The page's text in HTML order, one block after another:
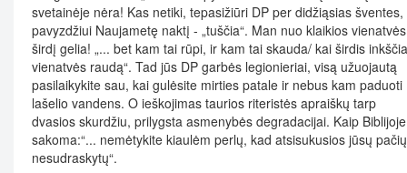
svetainėje nėra! Kas netiki, tepasižiūri DP per didžiąsias šventes,
pavyzdžiui Naujametę naktį - „tuščia“. Man nuo klaikios vienatvės
širdį gelia! „... bet kam tai rūpi, ir kam tai skauda/ kai širdis inkščia
vienatvės raudą“. Tad jūs DP garbės legionieriai, visą užuojautą
pasilaikykite sau, kai gulėsite mirties patale ir nebus kam paduoti
lašelio vandens. O ieškojimas taurios riteristės apraiškų tarp
dvasios skurdžiu, prilygsta asmenybės degradacijai. Kaip Biblijoje
sakoma:“... nemėtykite kiaulėm perlų, kad atsisukusios jūsų pačių
nesudraskytų“.